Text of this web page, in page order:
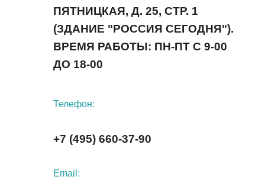
ПЯТНИЦКАЯ, Д. 25, СТР. 1
(ЗДАНИЕ "РОССИЯ СЕГОДНЯ").
ВРЕМЯ РАБОТЫ: ПН-ПТ С 9-00
ДО 18-00
Телефон:
+7 (495) 660-37-90
Email: